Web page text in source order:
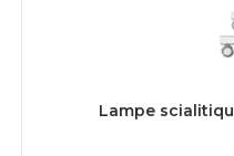
Lampe